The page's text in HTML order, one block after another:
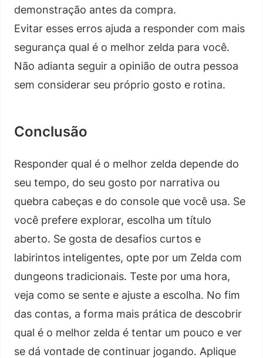
demonstração antes da compra.
Evitar esses erros ajuda a responder com mais
segurança qual é o melhor zelda para você.
Não adianta seguir a opinião de outra pessoa
sem considerar seu próprio gosto e rotina.
Conclusão
Responder qual é o melhor zelda depende do
seu tempo, do seu gosto por narrativa ou
quebra cabeças e do console que você usa. Se
você prefere explorar, escolha um título
aberto. Se gosta de desafios curtos e
labirintos inteligentes, opte por um Zelda com
dungeons tradicionais. Teste por uma hora,
veja como se sente e ajuste a escolha. No fim
das contas, a forma mais prática de descobrir
qual é o melhor zelda é tentar um pouco e ver
se dá vontade de continuar jogando. Aplique